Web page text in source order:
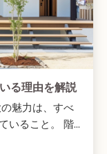
る理由を解説
魅力は、すべ
いること。 階...